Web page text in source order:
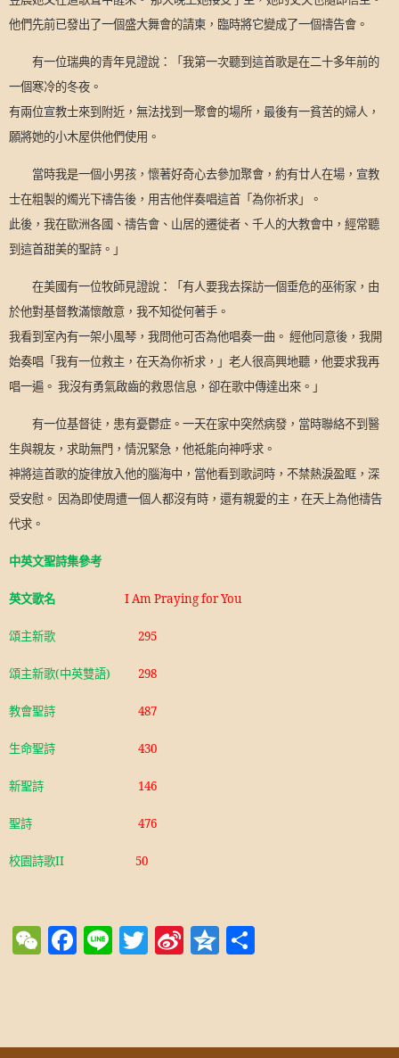
他們先前已發出了一個盛大舞會的請柬，臨時將它變成了一個禱告會。
有一位瑞典的青年見證說：「我第一次聽到這首歌是在二十多年前的
一個寒冷的冬夜。
有兩位宣教士來到附近，無法找到一聚會的場所，最後有一貧苦的婦人，
願將她的小木屋供他們使用。
當時我是一個小男孩，懷著好奇心去參加聚會，約有廿人在場，宣教
士在粗製的燭光下禱告後，用吉他伴奏唱這首「為你祈求」。
此後，我在歐洲各國、禱告會、山居的遷徙者、千人的大教會中，經常聽
到這首甜美的聖詩。」
在美國有一位牧師見證說：「有人要我去探訪一個垂危的巫術家，由
於他對基督教滿懷敵意，我不知從何著手。
我看到室內有一架小風琴，我問他可否為他唱奏一曲。 經他同意後，我開
始奏唱「我有一位救主，在天為你祈求，」老人很高興地聽，他要求我再
唱一遍。 我沒有勇氣啟齒的救恩信息，卻在歌中傳達出來。」
有一位基督徒，患有憂鬱症。一天在家中突然病發，當時聯絡不到醫
生與親友，求助無門，情況緊急，他祗能向神呼求。
神將這首歌的旋律放入他的腦海中，當他看到歌詞時，不禁熱淚盈眶，深
受安慰。 因為即使周遭一個人都沒有時，還有親愛的主，在天上為他禱告
代求。
中英文聖詩集參考
英文歌名 I Am Praying for You
頌主新歌 295
頌主新歌(中英雙語) 298
教會聖詩 487
生命聖詩 430
新聖詩 146
聖詩 476
校園詩歌II 50
WeChat
Facebook
LineTwitter
SinaQzone
Post navigation